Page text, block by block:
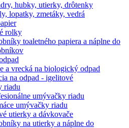
hubky, utierky, drôtenky
lopatky, zmetáky, vedrá
rolky
toaletného papiera a náplne do
a vrecká na biologický odpad
na odpad - igelitové
riadu
umývačky riadu
umývačky riadu
utierky a dávkovače
na utierky a náplne do